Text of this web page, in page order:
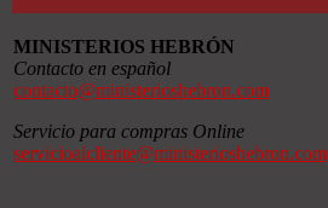
MINISTERIOS HEBRÓN
Contacto en español
contacto@ministerioshebron.com
Servicio para compras Online
servicioalcliente@ministerioshebron.com